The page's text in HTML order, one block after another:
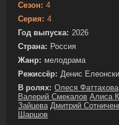
Сезон: 4
Серия: 4
Год выпуска: 2026
Страна: Россия
Жанр: мелодрама
Режиссёр: Денис
В ролях: Олеся Фаттахова
Валерий Смекалов Алиса
Зайцева Дмитрий
Шаршов